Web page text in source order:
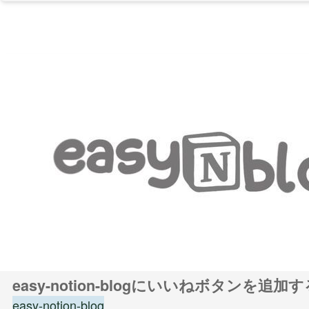
easy-notion-blogにいいねボタンを追加す
easy-notion-blog